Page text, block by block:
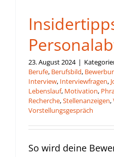
23. August 2024 |
Berufe, Berufsbild,
Interview, Interviewfragen,
Lebenslauf, Motivation,
Recherche,Stellenanzeigen,
Vorstellungsgespräch
So wird deine